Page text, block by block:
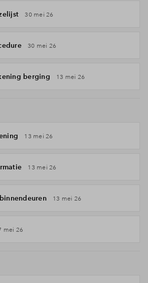
30 mei 26
30 mei 26
berging 13 mei 26
13 mei 26
13 mei 26
13 mei 26
mei 26